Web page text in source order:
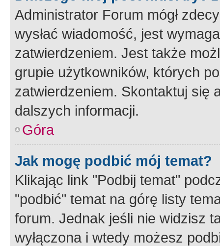
Administrator Forum mógł
wysłać wiadomość, jest
zatwierdzeniem. Jest także
grupie użytkowników, których
zatwierdzeniem. Skontaktuj się
dalszych informacji.
Góra
Jak mogę podbić mój temat?
Klikając link "Podbij temat"
"podbić" temat na górę listy
forum. Jednak jeśli nie widzisz
wyłączona i wtedy możesz